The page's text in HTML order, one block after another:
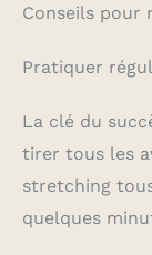
Conseils pour
Pratiquer
La clé du
tirer tous les
stretching
quelques